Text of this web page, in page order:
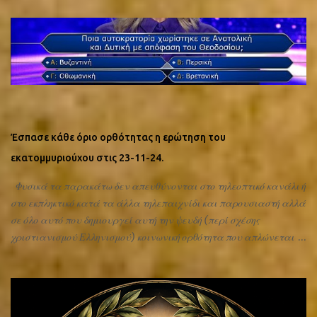
Έσπασε κάθε όριο ορθότητας η ερώτηση του
εκατομμυριούχου στις 23-11-24.
Φυσικά τα παρακάτω δεν απευθύνονται στο τηλεοπτικό κανάλι ή
στο εκπληκτικό κατά τα άλλα τηλεπαιχνίδι και παρουσιαστή αλλά
σε όλο αυτό που δημιουργεί αυτή την ψευδή (περί σχέσης
χριστιανισμού Ελληνισμού) κοινωνική ορθότητα που απλώνεται
δημιούργησε αυτή την ερώτηση. Η σωστή απάντηση είναι ότι η
Ρωμαϊκή αυτοκρατορία χωρίστηκε σε Δυτική και Ανατολική. Σε
Ρώμη και Νέα Ρώμη. Επίσης η δύναμη αυτής της ορθότητας θα